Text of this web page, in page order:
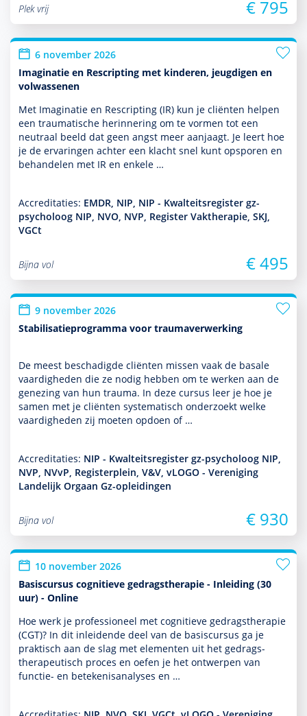
Plek vrij
€ 795
6 november 2026
Imaginatie en Rescripting met kinderen, jeugdigen en
volwassenen
Met Imaginatie en Rescripting (IR) kun je cliënten helpen
een traumatische herinnering om te vormen tot een
neutraal beeld dat geen angst meer aanjaagt. Je leert hoe
je de ervaringen achter een klacht snel kunt opsporen en
behan­delen met IR en enkele …
Accreditaties: EMDR, NIP, NIP - Kwalteitsregister gz-
psycholoog NIP, NVO, NVP, Register Vaktherapie, SKJ,
VGCt
Bijna vol € 495
9 november 2026
Stabilisatieprogramma voor traumaverwerking
De meest beschadigde cliënten missen vaak de basale
vaar­dig­heden die ze nodig hebben om te werken aan de
genezing van hun trauma. In deze cursus leer je hoe je
samen met je cliënten syste­ma­tisch onder­zoekt welke
vaar­dig­heden zij moeten opdoen of …
Accreditaties: NIP - Kwalteitsregister gz-psycholoog NIP,
NVP, NVvP, Registerplein, V&V, vLOGO - Vereniging
Landelijk Orgaan Gz-opleidingen
Bijna vol € 930
10 november 2026
Basiscursus cognitieve gedragstherapie - Inleiding (30
uur) - Online
Hoe werk je professioneel met cogni­tieve gedrags­thera­pie
(CGT)? In dit inleidende deel van de basis­cursus ga je
prak­tisch aan de slag met elementen uit het gedrags­
thera­peu­tisch proces en oefen je het ontwerpen van
functie- en bete­kenisanalyses en …